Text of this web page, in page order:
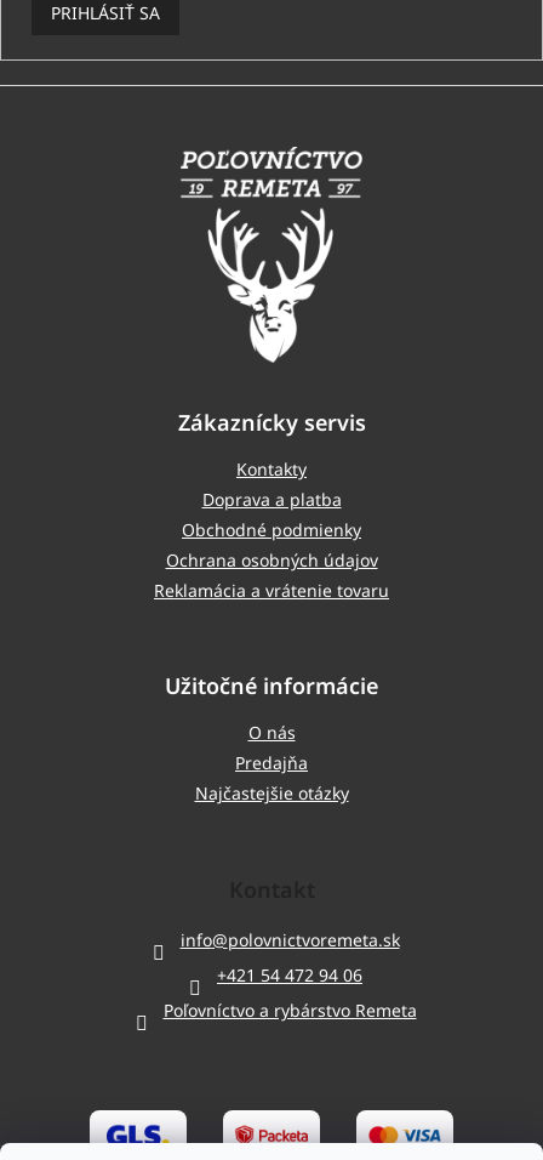
PRIHLÁSIŤ SA
Z
Zákaznícky servis
Kontakty
Doprava a platba
Obchodné podmienky
Ochrana osobných údajov
Reklamácia a vrátenie tovaru
Užitočné informácie
O nás
Predajňa
Najčastejšie otázky
info@polovnictvoremeta.sk
+421 54 472 94 06
Poľovníctvo a rybárstvo Remeta